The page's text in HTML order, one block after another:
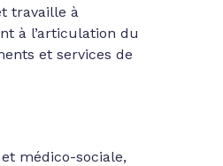
travaille à
à l’articulation du
et services de
médico-sociale,